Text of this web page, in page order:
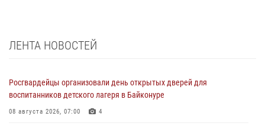
ЛЕНТА НОВОСТЕЙ
Росгвардейцы организовали день открытых дверей для
воспитанников детского лагеря в Байконуре
08 августа 2026, 07:00 4